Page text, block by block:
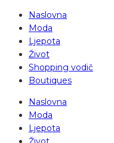
Naslovna
Moda
Ljepota
Život
Shopping vodič
Boutiques
Naslovna
Moda
Ljepota